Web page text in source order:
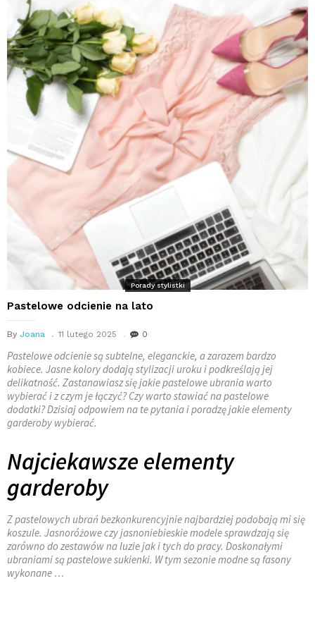
Porady stylistki
Pastelowe odcienie na lato
By Joana 11 lutego 2025 0
Pastelowe odcienie są subtelne, eleganckie, a zarazem bardzo
kobiece. Jasne kolory dodają stylizacji uroku i podkreślają jej
delikatność. Zastanawiasz się jakie pastelowe ubrania warto
wybierać i z czym je łączyć? Czy warto stawiać na pastelowe
dodatki? Dzisiaj odpowiem na te pytania i poradzę jakie elementy
garderoby wybierać.
Najciekawsze elementy
garderoby
Z pastelowych ubrań bezkonkurencyjnie najbardziej podobają mi się
koszule. Jasnoróżowe czy jasnoniebieskie modele sprawdzają się
zarówno do zestawów na luzie jak i tych do pracy. Doskonałymi
ubraniami są pastelowe sukienki. W tym sezonie modne są fasony
wykonane …